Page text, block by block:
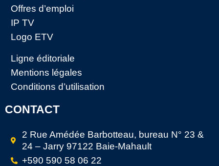
Offres d’emploi
IP TV
Logo ETV
Ligne éditoriale
Mentions légales
Conditions d’utilisation
CONTACT
2 Rue Amédée Barbotteau, bureau N° 23 &
24 – Jarry 97122 Baie-Mahault
+590 590 58 06 22